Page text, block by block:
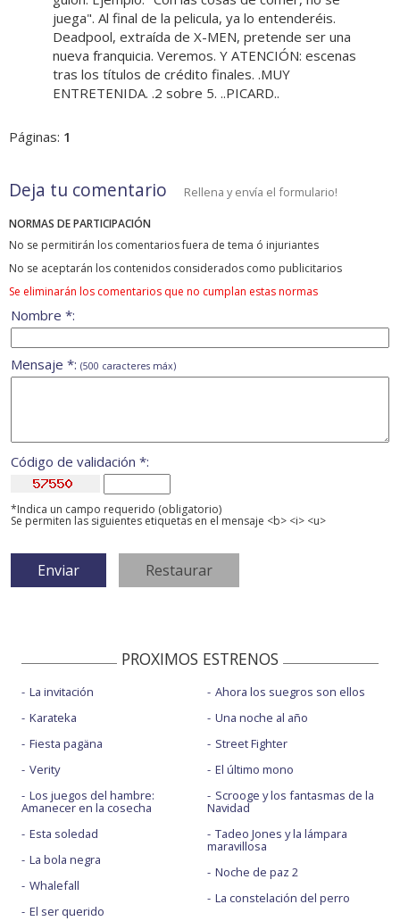
juega". Al final de la pelicula, ya lo entenderéis.
Deadpool, extraída de X-MEN, pretende ser una
nueva franquicia. Veremos. Y ATENCIÓN: escenas
tras los títulos de crédito finales. .MUY
ENTRETENIDA. .2 sobre 5. ..PICARD..
Páginas: 1
Deja tu comentario Rellena y envía el formulario!
NORMAS DE PARTICIPACIÓN
No se permitirán los comentarios fuera de tema ó injuriantes
No se aceptarán los contenidos considerados como publicitarios
Se eliminarán los comentarios que no cumplan estas normas
Nombre *:
Mensaje *: (500 caracteres máx)
Código de validación *:
*Indica un campo requerido (obligatorio)
Se permiten las siguientes etiquetas en el mensaje <b> <i> <u>
PROXIMOS ESTRENOS
La invitación
Karateka
Fiesta pagäna
Verity
Los juegos del hambre:
Amanecer en la cosecha
Esta soledad
La bola negra
Whalefall
El ser querido
Ahora los suegros son ellos
Una noche al año
Street Fighter
El último mono
Scrooge y los fantasmas de la
Navidad
Tadeo Jones y la lámpara
maravillosa
Noche de paz 2
La constelación del perro